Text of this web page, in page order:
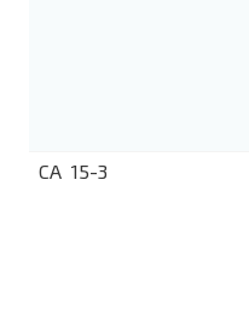
CA 15-3